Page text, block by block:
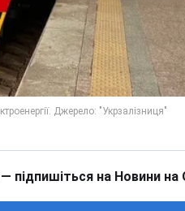
підпишіться на Новини на